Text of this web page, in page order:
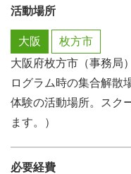
活動場所
大阪
枚方市
大阪府枚方市（事務局
ログラム時の集合解散
体験の活動場所。スク
ます。）
必要経費